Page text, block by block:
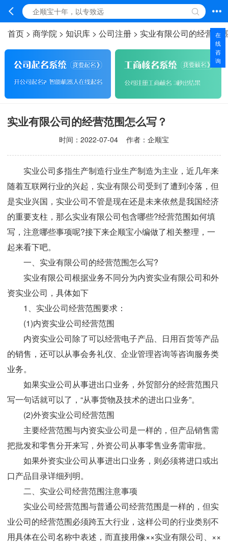
首页 > 商学院 > 知识库 > 公司注册 > 实业有限公司的经营范
实业有限公司的经营范围怎么写？
时间： 2022-07-04 作者：企顺宝
实业公司多指生产制造行业生产制造为主业，近几年来
随着互联网行业的兴起，实业有限公司受到了遭到冷落，但
是实业兴国，实业公司不管是现在还是未来依然是我国经济
的重要支柱，那么实业有限公司包含哪些?经营范围如何填
写，注意哪些事项呢?接下来企顺宝小编做了相关整理，一
起来看下吧。
一、实业有限公司的经营范围怎么写?
实业有限公司根据业务不同分为内资实业有限公司和外
资实业公司，具体如下
1、实业公司经营范围要求：
(1)内资实业公司经营范围
内资实业公司除了可以经营电子产品、日用百货等产品
的销售，还可以从事会务礼仪、企业管理咨询等咨询服务类
业务。
如果实业公司从事进出口业务，外贸部分的经营范围只
写一句话就可以了，“从事货物及技术的进出口业务”。
(2)外资实业公司经营范围
主要经营范围与内资实业公司是一样的，但产品销售需
把批发和零售分开来写，外资公司从事零售业务需审批。
如果外资实业公司从事进出口业务，则必须将进口或出
口产品目录详细列明。
二、实业公司经营范围注意事项
实业公司经营范围与普通公司经营范围是一样的，但实
业公司的经营范围必须跨五大行业，这样公司的行业类别不
用具体在公司名称中表述，而直接用像××实业有限公司、××
在
线
咨
询